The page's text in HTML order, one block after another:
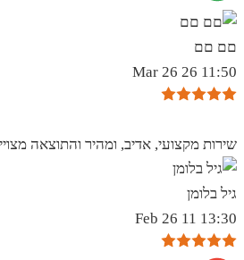
םם םם
11:50 26 Mar 26
שירות מקצועי, אדיב, ומהיר והתוצאה
גיל בלומן
13:30 11 Feb 26